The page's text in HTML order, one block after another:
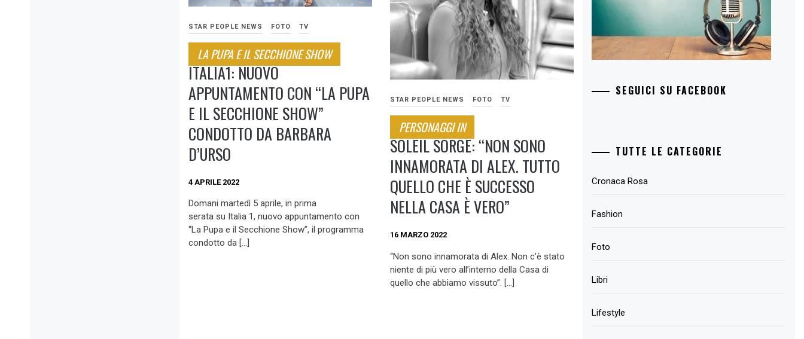
STAR PEOPLE NEWS FOTO TV
LA PUPA E IL SECCHIONE SHOW
ITALIA1: NUOVO
APPUNTAMENTO CON “LA PUPA
E IL SECCHIONE SHOW”
CONDOTTO DA BARBARA
D’URSO
4 APRILE 2022
Domani martedì 5 aprile, in prima
serata su Italia 1, nuovo appuntamento con
“La Pupa e il Secchione Show”, il programma
condotto da […]
STAR PEOPLE NEWS FOTO TV
PERSONAGGI IN
SOLEIL SORGE: “NON SONO
INNAMORATA DI ALEX. TUTTO
QUELLO CHE È SUCCESSO
NELLA CASA È VERO”
16 MARZO 2022
“Non sono innamorata di Alex. Non c’è stato
niente di più vero all’interno della Casa di
quello che abbiamo vissuto”. […]
SEGUICI SU FACEBOOK
TUTTE LE CATEGORIE
Cronaca Rosa
Fashion
Foto
Libri
Lifestyle